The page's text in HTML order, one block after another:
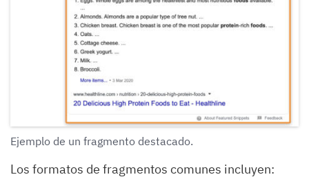
Ejemplo de un fragmento destacado.
Los formatos de fragmentos comunes incluyen: